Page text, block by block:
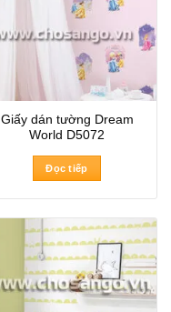
Giấy dán tường Dream
World D5072
Đọc tiếp